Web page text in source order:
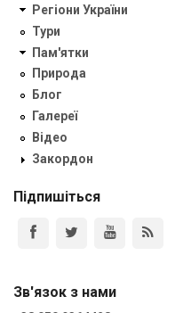
Регіони України
Тури
Пам'ятки
Природа
Блог
Галереї
Відео
Закордон
Підпишіться
Зв'язок з нами